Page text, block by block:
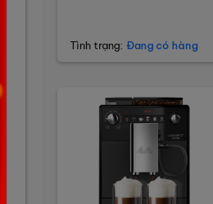
Tình trạng: Đang có hàng